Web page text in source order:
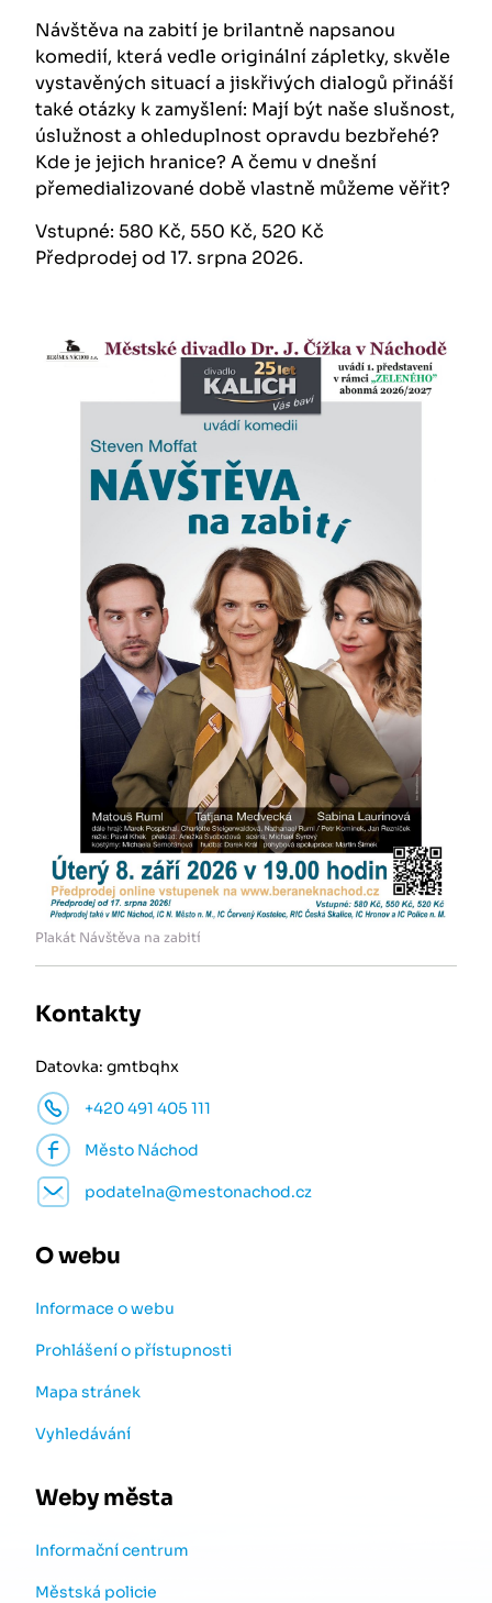
Návštěva na zabití je brilantně napsanou
komedií, která vedle originální zápletky, skvěle
vystavěných situací a jiskřivých dialogů přináší
také otázky k zamyšlení: Mají být naše slušnost,
úslužnost a ohleduplnost opravdu bezbřehé?
Kde je jejich hranice? A čemu v dnešní
přemedializované době vlastně můžeme věřit?
Vstupné: 580 Kč, 550 Kč, 520 Kč
Předprodej od 17. srpna 2026.
Plakát Návštěva na zabití
Kontakty
Datovka: gmtbqhx
+420 491 405 111
Město Náchod
podatelna@mestonachod.cz
O webu
Informace o webu
Prohlášení o přístupnosti
Mapa stránek
Vyhledávání
Weby města
Informační centrum
Městská policie